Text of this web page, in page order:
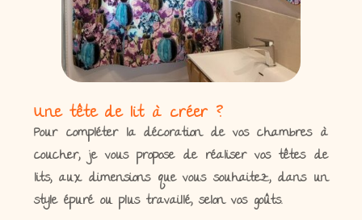
Une tête de lit à créer ?
Pour compléter la décoration de vos chambres à
coucher, je vous propose de réaliser vos têtes de
lits, aux dimensions que vous souhaitez, dans un
style épuré ou plus travaillé, selon vos goûts.